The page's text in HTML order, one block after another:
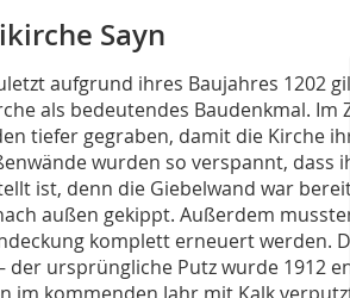
Sayn
aufgrund ihres Baujahres 1202
als bedeutendes Baudenkmal.
tiefer gegraben, damit die Kirche
wurden so verspannt, dass
ist, denn die Giebelwand war
außen gekippt. Außerdem
komplett erneuert werden.
der ursprüngliche Putz wurde 1912